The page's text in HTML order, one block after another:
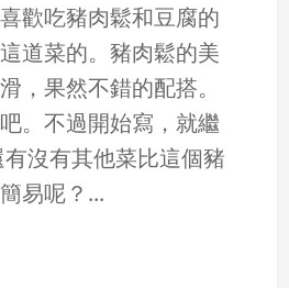
歡吃豬肉鬆和豆腐的
道菜的。豬肉鬆的美
，果然不錯的配搭。
。不過開始寫，就繼
沒有其他菜比這個豬
易呢？...